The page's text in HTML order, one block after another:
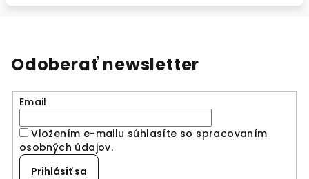
Odoberať newsletter
Email
Vložením e-mailu súhlasíte so spracovaním
osobných údajov.
Prihlásiť sa